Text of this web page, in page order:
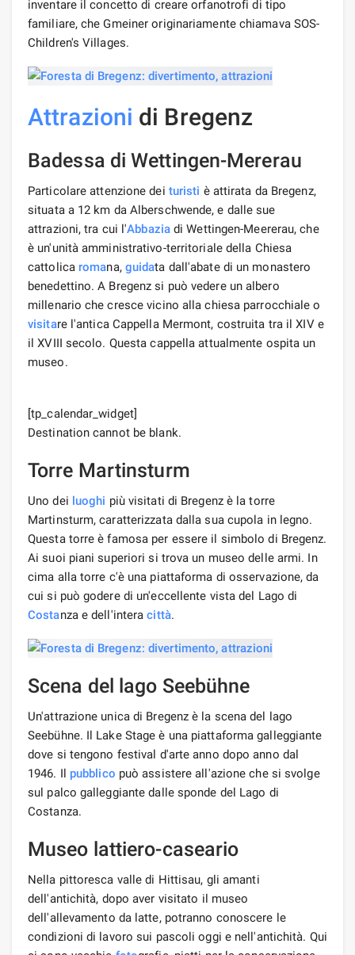
inventare il concetto di creare orfanotrofi di tipo
familiare, che Gmeiner originariamente chiamava SOS-
Children's Villages.
Attrazioni di Bregenz
Badessa di Wettingen-Mererau
Particolare attenzione dei turisti è attirata da Bregenz,
situata a 12 km da Alberschwende, e dalle sue
attrazioni, tra cui l'Abbaziadi Wettingen-Meererau, che
è un'unità amministrativo-territoriale della Chiesa
cattolica romana, guidata dall'abate di un monastero
benedettino. A Bregenz si può vedere un albero
millenario che cresce vicino alla chiesa parrocchiale o
visitare l'antica Cappella Mermont, costruita tra il XIV e
il XVIII secolo. Questa cappella attualmente ospita un
museo.
[tp_calendar_widget]
Destination cannot be blank.
Torre Martinsturm
Uno dei luoghi più visitati di Bregenz è la torre
Martinsturm, caratterizzata dalla sua cupola in legno.
Questa torre è famosa per essere il simbolo di Bregenz.
Ai suoi piani superiori si trova un museo delle armi. In
cima alla torre c'è una piattaforma di osservazione, da
cui si può godere di un'eccellente vista del Lago di
Costanza e dell'interacittà.
Scena del lago Seebühne
Un'attrazione unica di Bregenz è la scena del lago
Seebühne. Il Lake Stage è una piattaforma galleggiante
dove si tengono festival d'arte anno dopo anno dal
1946. Il pubblico può assistere all'azione che si svolge
sul palco galleggiante dalle sponde del Lago di
Costanza.
Museo lattiero-caseario
Nella pittoresca valle di Hittisau, gli amanti
dell'antichità, dopo aver visitato il museo
dell'allevamento da latte, potranno conoscere le
condizioni di lavoro sui pascoli oggi e nell'antichità. Qui